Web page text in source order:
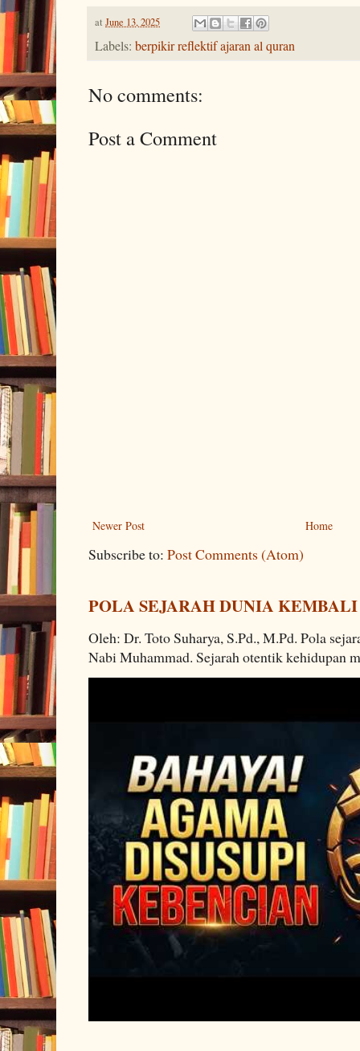
at June 13, 2025
Labels: berpikir reflektif ajaran al quran
No comments:
Post a Comment
Newer Post Home
Subscribe to: Post Comments (Atom)
POLA SEJARAH DUNIA
Oleh: Dr. Toto Suharya, S.Pd., M.Pd. Pola
Nabi Muhammad. Sejarah otentik kehidupan